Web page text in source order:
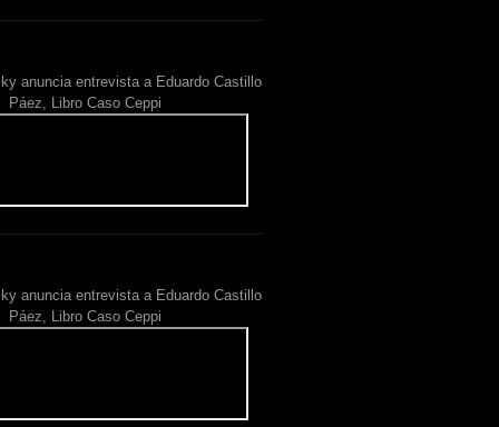
anuncia entrevista a Eduardo Castillo
Páez, Libro Caso Ceppi
anuncia entrevista a Eduardo Castillo
Páez, Libro Caso Ceppi